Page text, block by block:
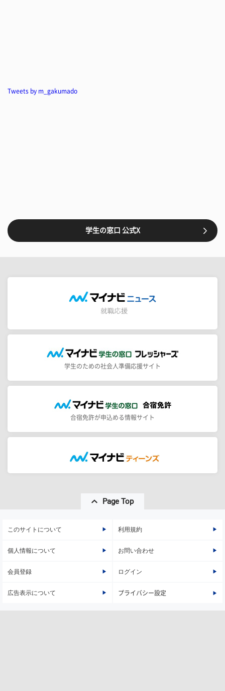
Tweets by m_gakumado
学生の窓口 公式X
学生のための社会人準備応援サイト
合宿免許が申込める情報サイト
Page Top
このサイトについて 利用規約
個人情報について お問い合わせ
会員登録 ログイン
広告表示について プライバシー設定